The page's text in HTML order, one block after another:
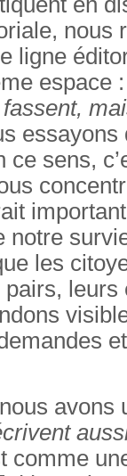
nous
ligne
espace
essayons
sens,
les
leurs
avons
comme